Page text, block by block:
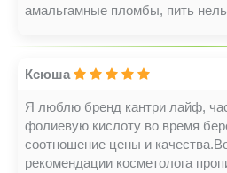
амальгамные пломбы, пить
Ксюша
Я люблю бренд кантри лайф,
фолиевую кислоту во время
соотношение цены и
рекомендации косметолога